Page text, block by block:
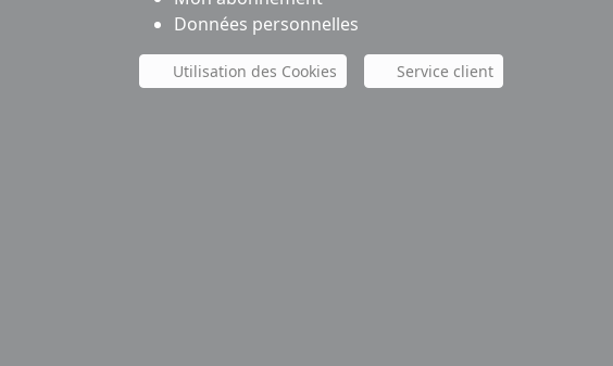
Données personnelles
Utilisation des Cookies Service client